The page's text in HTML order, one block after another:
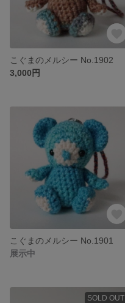
こぐまのメルシー No.1902
3,000円
こぐまのメルシー No.1901
展示中
SOLD OUT